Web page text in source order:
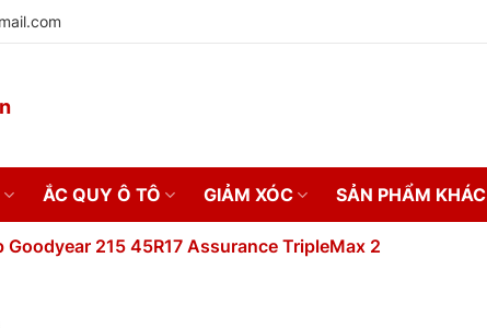
ẮC QUY Ô TÔ GIẢM XÓC SẢN PHẨM KHÁC
Goodyear 215 45R17 Assurance TripleMax 2